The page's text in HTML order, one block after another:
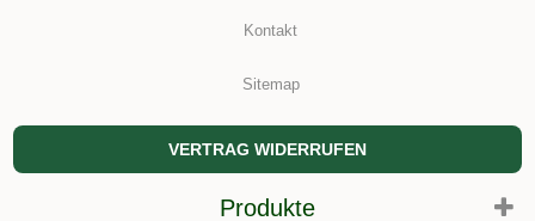
Kontakt
Sitemap
VERTRAG WIDERRUFEN
Produkte